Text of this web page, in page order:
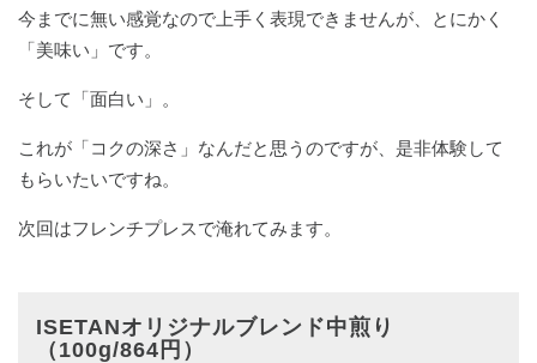
今までに無い感覚なので上手く表現できませんが、とにかく
「美味い」です。
そして「面白い」。
これが「コクの深さ」なんだと思うのですが、是非体験して
もらいたいですね。
次回はフレンチプレスで淹れてみます。
ISETANオリジナルブレンド中煎り
（100g/864円）